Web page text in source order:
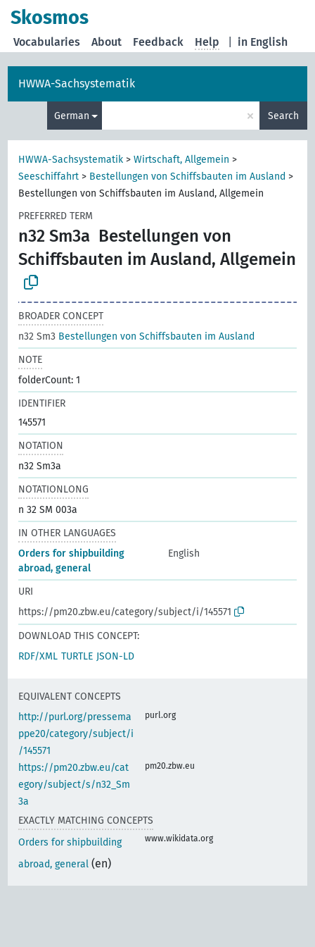
Skosmos
in English
Vocabularies About Feedback Help
HWWA-Sachsystematik
German × Search
HWWA-Sachsystematik >Wirtschaft, Allgemein >
Seeschiffahrt > Bestellungen von Schiffsbauten im Ausland >
Bestellungen von Schiffsbauten im Ausland, Allgemein
PREFERRED TERM
n32 Sm3a Bestellungen von
Schiffsbauten im Ausland, Allgemein
BROADER CONCEPT
n32 Sm3 Bestellungen von Schiffsbauten im Ausland
NOTE
folderCount: 1
IDENTIFIER
145571
NOTATION
n32 Sm3a
NOTATIONLONG
n 32 SM 003a
IN OTHER LANGUAGES
Orders for shipbuilding
abroad, general
English
URI
https://pm20.zbw.eu/category/subject/i/145571
DOWNLOAD THIS CONCEPT:
RDF/XML TURTLE JSON-LD
EQUIVALENT CONCEPTS
http://purl.org/pressema
ppe20/category/subject/i
/145571
purl.org
https://pm20.zbw.eu/cat
egory/subject/s/n32_Sm
3a
pm20.zbw.eu
EXACTLY MATCHING CONCEPTS
Orders for shipbuilding
abroad, general (en)
www.wikidata.org